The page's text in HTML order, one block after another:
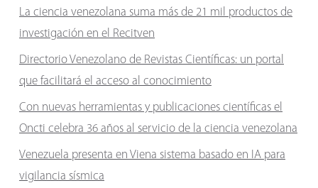
La ciencia venezolana suma más de 21 mil productos de
investigación en el Recitven
Directorio Venezolano de Revistas Científicas: un portal
que facilitará el acceso al conocimiento
Con nuevas herramientas y publicaciones científicas el
Oncti celebra 36 años al servicio de la ciencia venezolana
Venezuela presenta en Viena sistema basado en IA para
vigilancia sísmica